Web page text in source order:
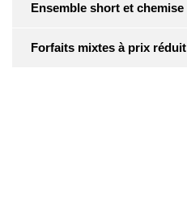
Ensemble short et chemise
Forfaits mixtes à prix réduit